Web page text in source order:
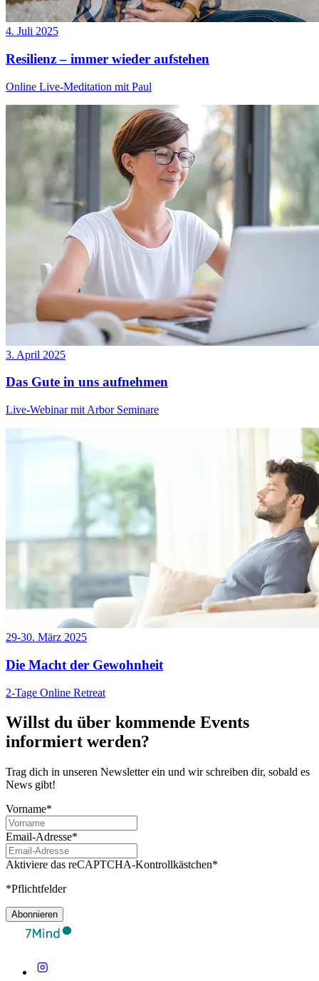
4. Juli 2025
Resilienz – immer wieder aufstehen
Online Live-Meditation mit Paul
3. April 2025
Das Gute in uns aufnehmen
Live-Webinar mit Arbor Seminare
29-30. März 2025
Die Macht der Gewohnheit
2-Tage Online Retreat
Willst du über kommende Events
informiert werden?
Trag dich in unseren Newsletter ein und wir schreiben dir, sobald es
News gibt!
Vorname*
Email-Adresse*
Aktiviere das reCAPTCHA-Kontrollkästchen*
*Pflichtfelder
Abonnieren